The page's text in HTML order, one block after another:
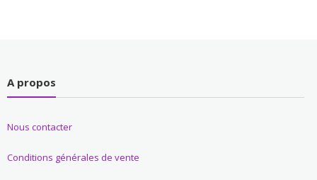
A propos
Nous contacter
Conditions générales de vente